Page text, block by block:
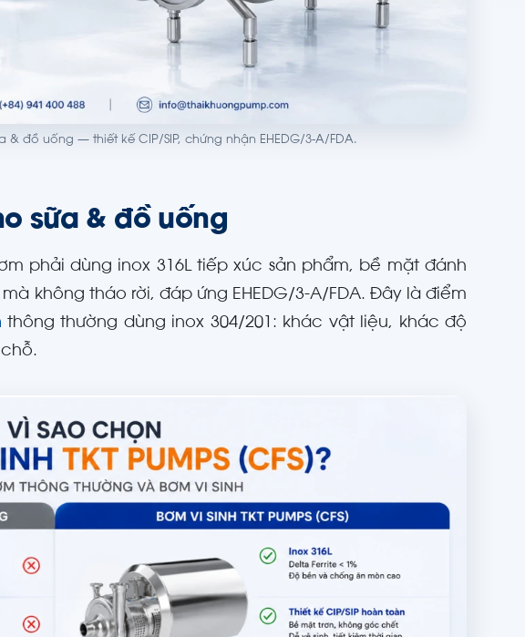
& đồ uống — thiết kế CIP/SIP, chứng nhận EHEDG/3-A/FDA.
sữa & đồ uống
phải dùng inox 316L tiếp xúc sản phẩm, bề mặt đánh
không tháo rời, đáp ứng EHEDG/3-A/FDA. Đây là điểm
thông thường dùng inox 304/201: khác vật liệu, khác độ